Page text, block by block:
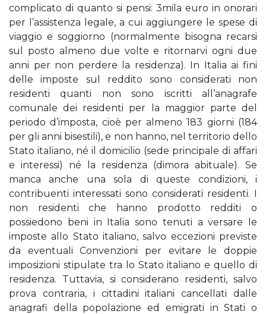
complicato di quanto si pensi: 3mila euro in onorari
per l’assistenza legale, a cui aggiungere le spese di
viaggio e soggiorno (normalmente bisogna recarsi
sul posto almeno due volte e ritornarvi ogni due
anni per non perdere la residenza). In Italia ai fini
delle imposte sul reddito sono considerati non
residenti quanti non sono iscritti all’anagrafe
comunale dei residenti per la maggior parte del
periodo d’imposta, cioè per almeno 183 giorni (184
per gli anni bisestili), e non hanno, nel territorio dello
Stato italiano, né il domicilio (sede principale di affari
e interessi) né la residenza (dimora abituale). Se
manca anche una sola di queste condizioni, i
contribuenti interessati sono considerati residenti. I
non residenti che hanno prodotto redditi o
possiedono beni in Italia sono tenuti a versare le
imposte allo Stato italiano, salvo eccezioni previste
da eventuali Convenzioni per evitare le doppie
imposizioni stipulate tra lo Stato italiano e quello di
residenza. Tuttavia, si considerano residenti, salvo
prova contraria, i cittadini italiani cancellati dalle
anagrafi della popolazione ed emigrati in Stati o